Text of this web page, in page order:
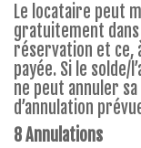
Le locataire peut
gratuitement
réservation et ce,
payée. Si le solde/
ne peut annuler
d’annulation
8 Annulations